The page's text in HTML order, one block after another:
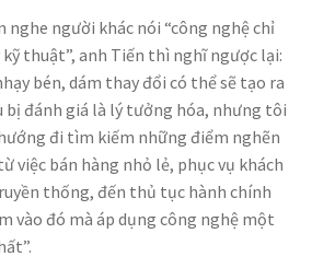
nghe người khác nói “công nghệ chỉ
thuật”, anh Tiến thì nghĩ ngược lại:
bén, dám thay đổi có thể sẽ tạo ra
bị đánh giá là lý tưởng hóa, nhưng tôi
đi tìm kiếm những điểm nghẽn
việc bán hàng nhỏ lẻ, phục vụ khách
thống, đến thủ tục hành chính
vào đó mà áp dụng công nghệ một